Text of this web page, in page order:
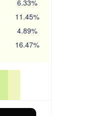
6.33%
11.45%
4.89%
16.47%